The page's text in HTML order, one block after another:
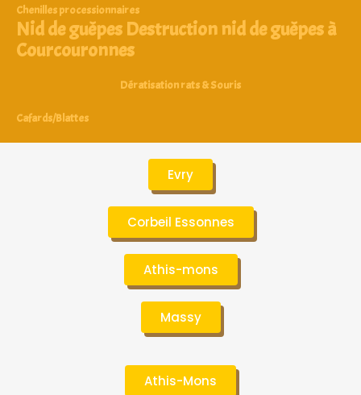
Chenilles processionnaires
Nid de guêpes Destruction nid de guêpes à
Courcouronnes
Dératisation rats & Souris
Cafards/Blattes
Evry
Corbeil Essonnes
Athis-mons
Massy
Athis-Mons